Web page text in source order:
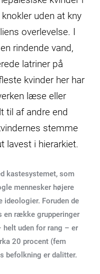
uden at kny
overlevelse. I
rindende vand,
latriner på
kvinder her har
læse eller
til af andre end
stemme
lavest i hierarkiet.
kastesystemet, som
mennesker højere
ideologier. Foruden de
en række grupperinger
helt uden for rang – er
20 procent (fem
befolkning er dalitter.